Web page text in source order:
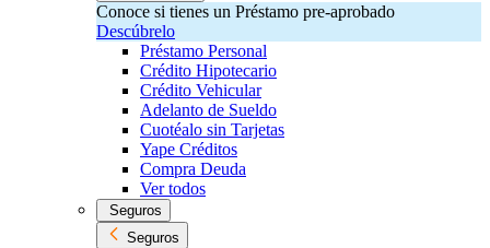
Conoce si tienes un Préstamo pre-aprobado
Descúbrelo
Préstamo Personal
Crédito Hipotecario
Crédito Vehicular
Adelanto de Sueldo
Cuotéalo sin Tarjetas
Yape Créditos
Compra Deuda
Ver todos
Seguros
Seguros